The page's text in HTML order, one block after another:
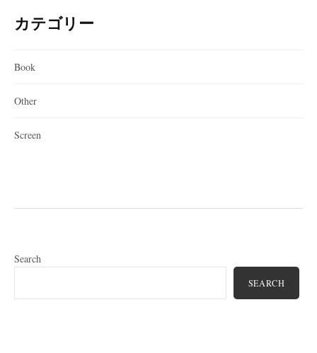
カテゴリー
Book
Other
Screen
Search
SEARCH